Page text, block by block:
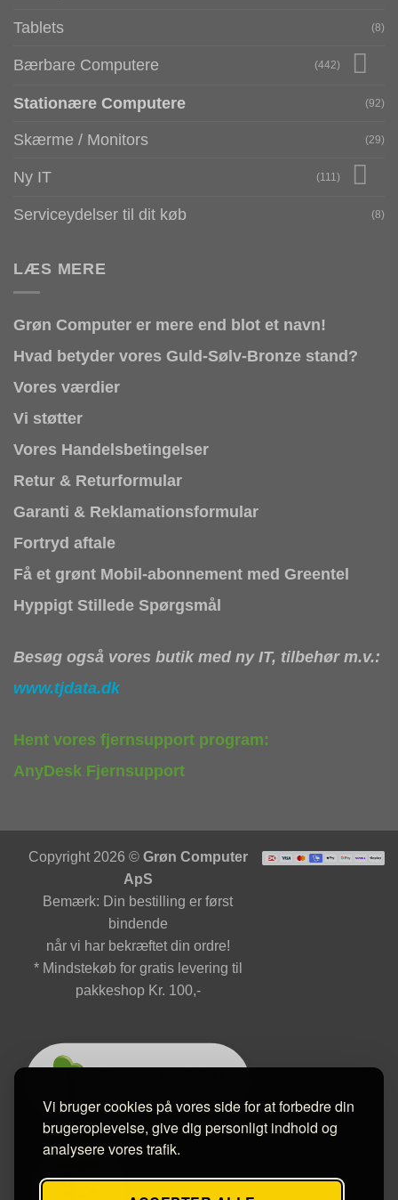
Vi bruger cookies på vores side for at forbedre din
brugeroplevelse, give dig personligt indhold og
analysere vores trafik.
Tablets (8)
Bærbare Computere (442)
Stationære Computere (92)
Skærme / Monitors (29)
Ny IT (111)
Serviceydelser til dit køb (8)
LÆS MERE
Grøn Computer er mere end blot et navn!
Hvad betyder vores Guld-Sølv-Bronze stand?
Vores værdier
Vi støtter
Vores Handelsbetingelser
Retur & Returformular
Garanti & Reklamationsformular
Fortryd aftale
Få et grønt Mobil-abonnement med Greentel
Hyppigt Stillede Spørgsmål
Besøg også vores butik med ny IT, tilbehør m.v.:
www.tjdata.dk
Hent vores fjernsupport program:
AnyDesk Fjernsupport
Copyright 2026 © Grøn Computer
ApS
Bemærk: Din bestilling er først
bindende
når vi har bekræftet din ordre!
* Mindstekøb for gratis levering til
pakkeshop Kr. 100,-